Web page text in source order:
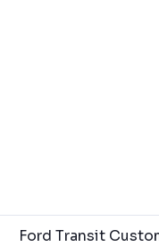
Ford Transit